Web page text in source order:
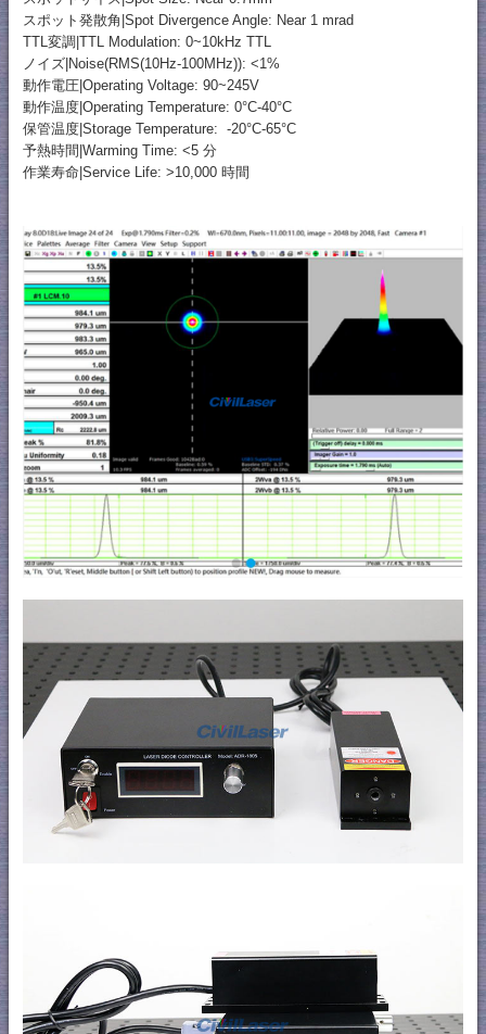
スポット発散角|Spot Divergence Angle: Near 1 mrad
TTL変調|TTL Modulation: 0~10kHz TTL
ノイズ|Noise(RMS(10Hz-100MHz)): <1%
動作電圧|Operating Voltage: 90~245V
動作温度|Operating Temperature: 0°C-40°C
保管温度|Storage Temperature: -20°C-65°C
予熱時間|Warming Time: <5 分
作業寿命|Service Life: >10,000 時間